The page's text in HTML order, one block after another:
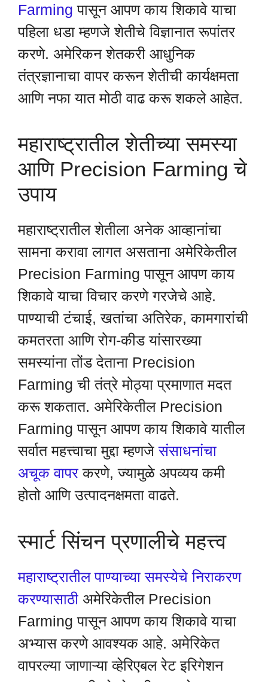
Farming पासून आपण काय शिकावे याचा
पहिला धडा म्हणजे शेतीचे विज्ञानात रूपांतर
करणे. अमेरिकन शेतकरी आधुनिक
तंत्रज्ञानाचा वापर करून शेतीची कार्यक्षमता
आणि नफा यात मोठी वाढ करू शकले आहेत.
महाराष्ट्रातील शेतीच्या समस्या
आणि Precision Farming चे
उपाय
महाराष्ट्रातील शेतीला अनेक आव्हानांचा
सामना करावा लागत असताना अमेरिकेतील
Precision Farming पासून आपण काय
शिकावे याचा विचार करणे गरजेचे आहे.
पाण्याची टंचाई, खतांचा अतिरेक, कामगारांची
कमतरता आणि रोग-कीड यांसारख्या
समस्यांना तोंड देताना Precision
Farming ची तंत्रे मोठ्या प्रमाणात मदत
करू शकतात. अमेरिकेतील Precision
Farming पासून आपण काय शिकावे यातील
सर्वात महत्त्वाचा मुद्दा म्हणजेसंसाधनांचा
अचूक वापरकरणे, ज्यामुळे अपव्यय कमी
होतो आणि उत्पादनक्षमता वाढते.
स्मार्ट सिंचन प्रणालीचे महत्त्व
महाराष्ट्रातील पाण्याच्या समस्येचे निराकरण
करण्यासाठी अमेरिकेतील Precision
Farming पासून आपण काय शिकावे याचा
अभ्यास करणे आवश्यक आहे. अमेरिकेत
वापरल्या जाणाऱ्या व्हेरिएबल रेट इरिगेशन